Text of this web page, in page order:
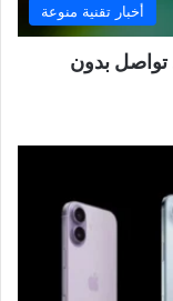
أخبار تقنية منوعة
تواصل بدون